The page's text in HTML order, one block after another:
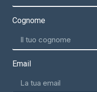
Cognome
Email